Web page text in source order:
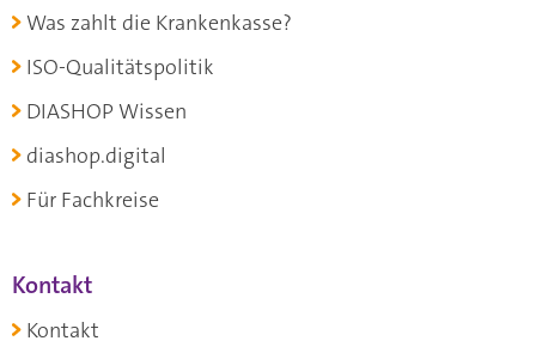
Was zahlt die Krankenkasse?
ISO-Qualitätspolitik
DIASHOP Wissen
diashop.digital
Für Fachkreise
Kontakt
Kontakt